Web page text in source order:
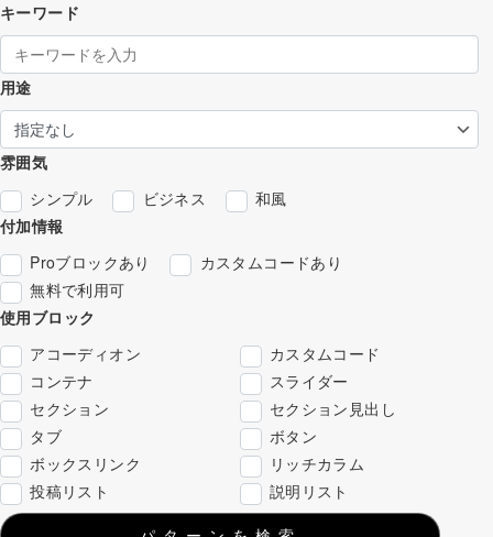
キーワード
用途
雰囲気
シンプル
ビジネス
和風
付加情報
Proブロックあり
カスタムコードあり
無料で利用可
使用ブロック
アコーディオン
カスタムコード
コンテナ
スライダー
セクション
セクション見出し
タブ
ボタン
ボックスリンク
リッチカラム
投稿リスト
説明リスト